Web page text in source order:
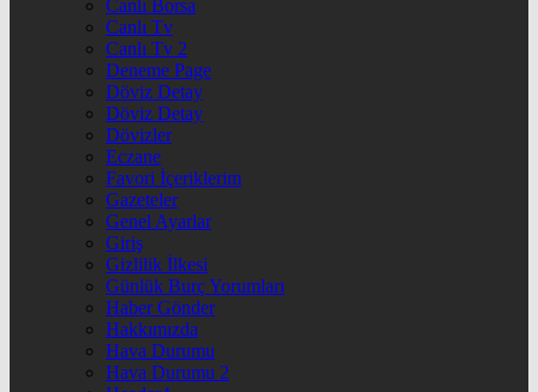
Canlı Borsa
Canlı Tv
Canlı Tv 2
Deneme Page
Döviz Detay
Döviz Detay
Dövizler
Eczane
Favori İçeriklerim
Gazeteler
Genel Ayarlar
Giriş
Gizlilik İlkesi
Günlük Burç Yorumları
Haber Gönder
Hakkımızda
Hava Durumu
Hava Durumu 2